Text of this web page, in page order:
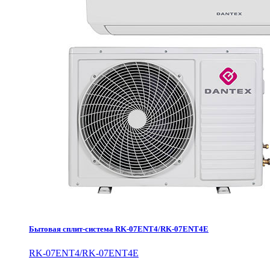
Бытовая сплит-система RK-07ENT4/RK-07ENT4E
RK-07ENT4/RK-07ENT4E